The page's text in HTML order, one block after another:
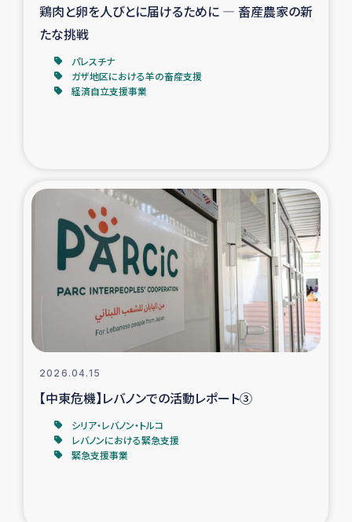
ガザ人道支援
令和6年能登半島地震 緊急支援
タイ国境ミャンマー移民子ども支援
漁民によるマングローブ植林活動
レバノンでのシリア難民への食糧・越冬支援
レバノンにおける緊急支援
レバノンでのシリア難民への教育支援事業
レバノンでのシリア難民・レバノン人への農業支援
海外ルーツの市民との共生
鶏肉と卵を人びとに届けるために ― 畜産農家の新
たな挑戦
パレスチナ
ガザ地区における羊の畜産支援
経済自立支援事業
2026.04.15
【中東危機】レバノンでの活動レポート③
シリア・レバノン・トルコ
レバノンにおける緊急支援
緊急支援事業